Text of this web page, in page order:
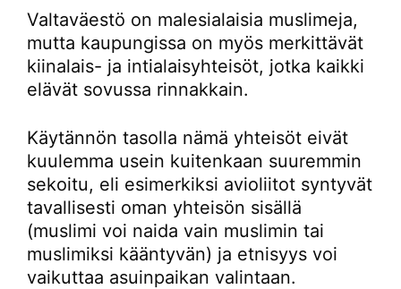
Valtaväestö on malesialaisia muslimeja,
mutta kaupungissa on myös merkittävät
kiinalais- ja intialaisyhteisöt, jotka kaikki
elävät sovussa rinnakkain.
Käytännön tasolla nämä yhteisöt eivät
kuulemma usein kuitenkaan suuremmin
sekoitu, eli esimerkiksi avioliitot syntyvät
tavallisesti oman yhteisön sisällä
(muslimi voi naida vain muslimin tai
muslimiksi kääntyvän) ja etnisyys voi
vaikuttaa asuinpaikan valintaan.